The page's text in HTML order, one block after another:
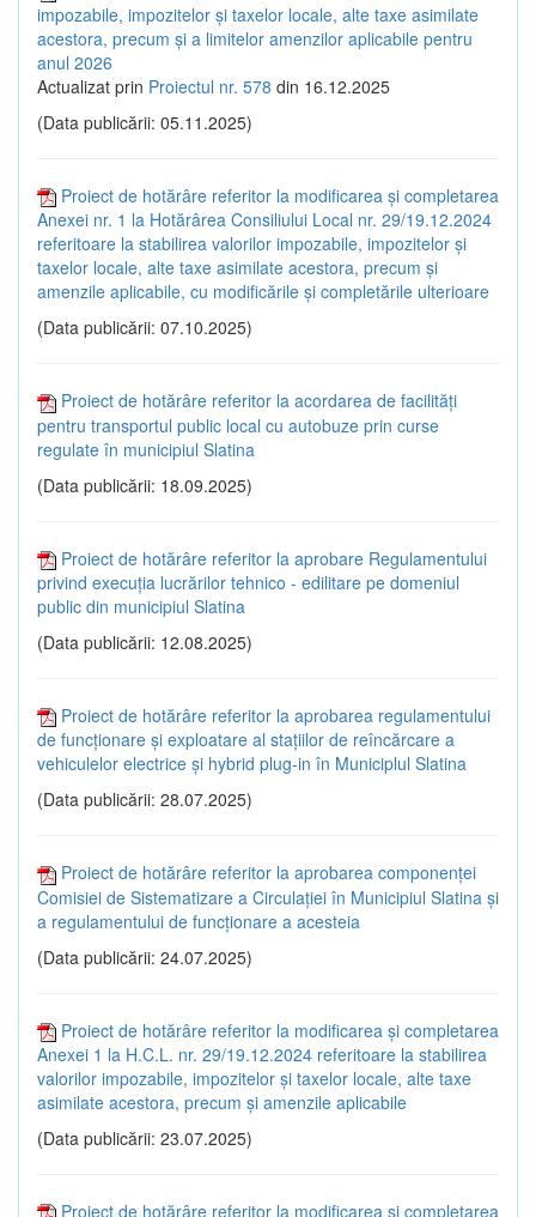
impozabile, impozitelor și taxelor locale, alte taxe asimilate
acestora, precum și a limitelor amenzilor aplicabile pentru
anul 2026
Actualizat prin Proiectul nr. 578 din 16.12.2025
(Data publicării: 05.11.2025)
Proiect de hotărâre referitor la modificarea și completarea
Anexei nr. 1 la Hotărârea Consiliului Local nr. 29/19.12.2024
referitoare la stabilirea valorilor impozabile, impozitelor și
taxelor locale, alte taxe asimilate acestora, precum și
amenzile aplicabile, cu modificările și completările ulterioare
(Data publicării: 07.10.2025)
Proiect de hotărâre referitor la acordarea de facilități
pentru transportul public local cu autobuze prin curse
regulate în municipiul Slatina
(Data publicării: 18.09.2025)
Proiect de hotărâre referitor la aprobare Regulamentului
privind execuţia lucrărilor tehnico - edilitare pe domeniul
public din municipiul Slatina
(Data publicării: 12.08.2025)
Proiect de hotărâre referitor la aprobarea regulamentului
de funcţionare şi exploatare al staţiilor de reîncărcare a
vehiculelor electrice şi hybrid plug-in în Municiplul Slatina
(Data publicării: 28.07.2025)
Proiect de hotărâre referitor la aprobarea componenţei
Comisiei de Sistematizare a Circulaţiei în Municipiul Slatina și
a regulamentului de funcţionare a acesteia
(Data publicării: 24.07.2025)
Proiect de hotărâre referitor la modificarea și completarea
Anexei 1 la H.C.L. nr. 29/19.12.2024 referitoare la stabilirea
valorilor impozabile, impozitelor și taxelor locale, alte taxe
asimilate acestora, precum și amenzile aplicabile
(Data publicării: 23.07.2025)
Proiect de hotărâre referitor la modificarea și completarea